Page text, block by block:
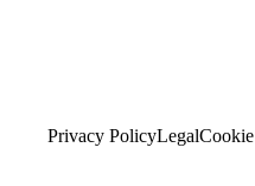
Privacy PolicyLegal